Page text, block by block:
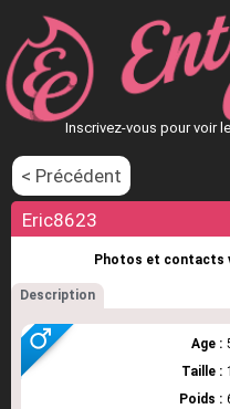
Inscrivez-vous pour voir
< Précédent
Eric8623
Photos et contacts
Description
Age :
Taille :
Poids :